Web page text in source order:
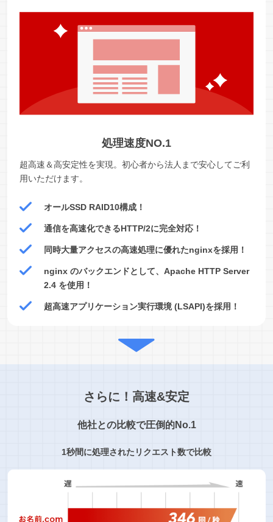
処理速度NO.1
超高速＆高安定性を実現。初心者から法人まで安心してご利
用いただけます。
オールSSD RAID10構成！
通信を高速化できるHTTP/2に完全対応！
同時大量アクセスの高速処理に優れたnginxを採用！
nginx のバックエンドとして、Apache HTTP Server
2.4 を使用！
超高速アプリケーション実行環境 (LSAPI)を採用！
さらに！高速&安定
他社との比較で圧倒的No.1
1秒間に処理されたリクエスト数で比較